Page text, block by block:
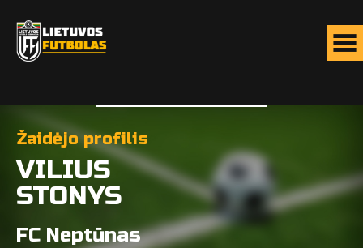
Žaidėjo profilis
VILIUS
STONYS
FC Neptūnas